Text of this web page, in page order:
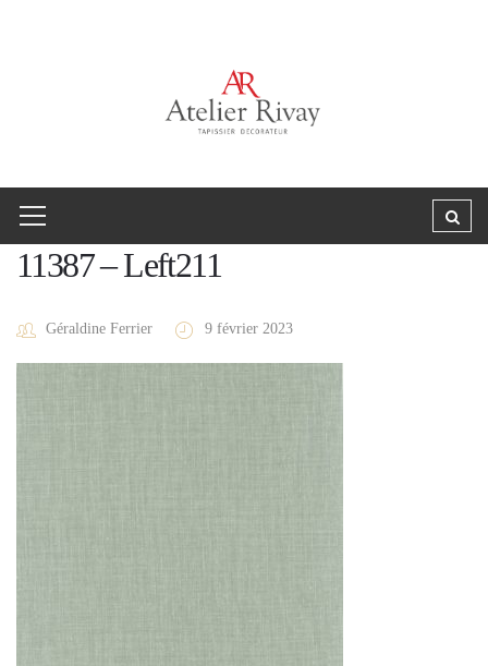
11387 – Left211
Géraldine Ferrier 9 février 2023